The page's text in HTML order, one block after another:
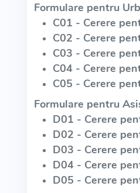
Formulare pentru
C01 - Cerere
C02 - Cerere
C03 - Cerere
C04 - Cerere
C05 - Cerere
Formulare pentru
D01 - Cerere
D02 - Cerere
D03 - Cerere
D04 - Cerere
D05 - Cerere